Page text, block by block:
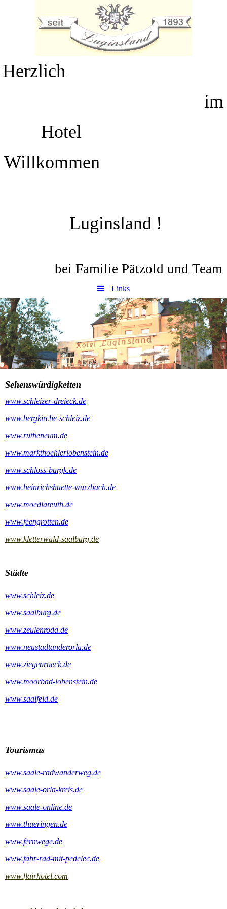
Herzlich
im
Hotel
Willkommen
Luginsland !
bei Familie Pätzold und Team
Links
Sehenswürdigkeiten
www.schleizer-dreieck.de
www.bergkirche-schleiz.de
www.rutheneum.de
www.markthoehlerlobenstein.de
www.schloss-burgk.de
www.heinrichshuette-wurzbach.de
www.moedlareuth.de
www.feengrotten.de
www.kletterwald-saalburg.de
Städte
www.schleiz.de
www.saalburg.de
www.zeulenroda.de
www.neustadtanderorla.de
www.ziegenrueck.de
www.moorbad-lobenstein.de
www.saalfeld.de
Tourismus
www.saale-radwanderweg.de
www.saale-orla-kreis.de
www.saale-online.de
www.thueringen.de
www.fernwege.de
www.fahr-rad-mit-pedelec.de
www.flairhotel.com